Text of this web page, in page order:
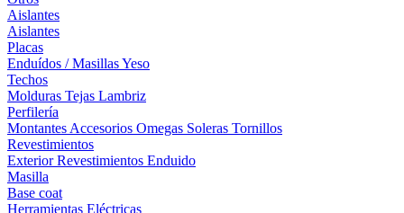
Aislantes
Aislantes
Placas
Enduídos / MasillasYeso
Techos
Molduras Tejas Lambriz
Perfilería
Montantes Accesorios Omegas Soleras Tornillos
Revestimientos
ExteriorRevestimientos Enduido
Masilla
Base coat
Herramientas Eléctricas